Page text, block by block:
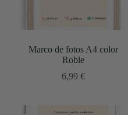
Marco de fotos A4 color
Roble
6,99 €